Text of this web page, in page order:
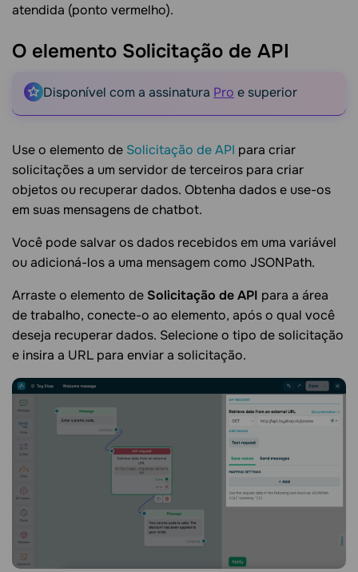
atendida (ponto vermelho).
O elemento Solicitação de API
Disponível com a assinatura Pro e superior
Use o elemento de Solicitação de API para criar
solicitações a um servidor de terceiros para criar
objetos ou recuperar dados. Obtenha dados e use-os
em suas mensagens de chatbot.
Você pode salvar os dados recebidos em uma variável
ou adicioná-los a uma mensagem como JSONPath.
Arraste o elemento de Solicitação de API para a área
de trabalho, conecte-o ao elemento, após o qual você
deseja recuperar dados. Selecione o tipo de solicitação
e insira a URL para enviar a solicitação.